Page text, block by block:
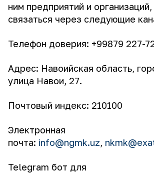
ним предприятий и
связаться через следующие
Телефон доверия: +99879 227-
Адрес: Навоийская область,
улица Навои, 27.
Почтовый индекс: 210100
Электронная
почта: info@ngmk.uz,
Telegram бот для